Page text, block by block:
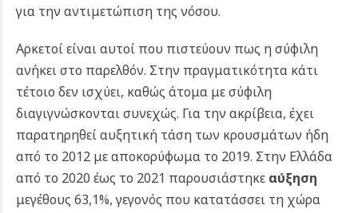
για την αντιμετώπιση της νόσου.
Αρκετοί είναι αυτοί που πιστεύουν πως η σύφιλη
ανήκει στο παρελθόν. Στην πραγματικότητα κάτι
τέτοιο δεν ισχύει, καθώς άτομα με σύφιλη
διαγιγνώσκονται συνεχώς. Για την ακρίβεια, έχει
παρατηρηθεί αυξητική τάση των κρουσμάτων ήδη
από το 2012 με αποκορύφωμα το 2019. Στην Ελλάδα
από το 2020 έως το 2021 παρουσιάστηκε αύξηση
μεγέθους 63,1%, γεγονός που κατατάσσει τη χώρα